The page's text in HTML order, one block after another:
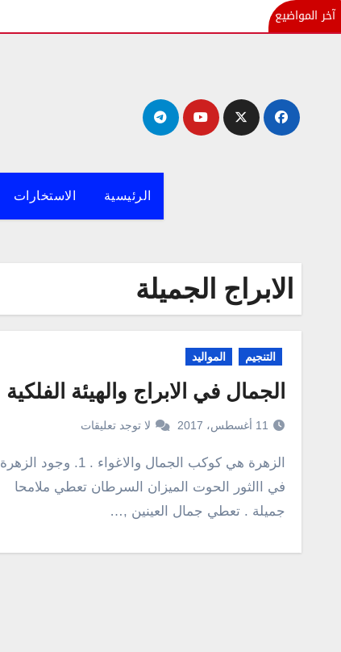
آخر المواضيع
الرئيسية الاستخارات
الابراج الجميلة
التنجيم المواليد
الجمال في الابراج والهيئة الفلكية
11 أغسطس، 2017 لا توجد تعليقات
الزهرة هي كوكب الجمال والاغواء . 1. وجود الزهرة
في االثور الحوت الميزان السرطان تعطي ملامحا
جميلة . تعطي جمال العينين ,…